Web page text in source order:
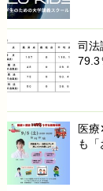
司法
79.3
医
も